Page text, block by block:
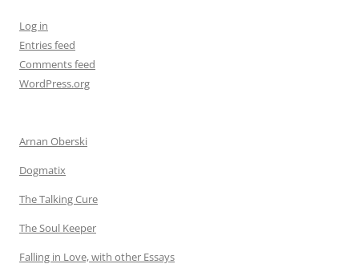
Log in
Entries feed
Comments feed
WordPress.org
Arnan Oberski
Dogmatix
The Talking Cure
The Soul Keeper
Falling in Love, with other Essays